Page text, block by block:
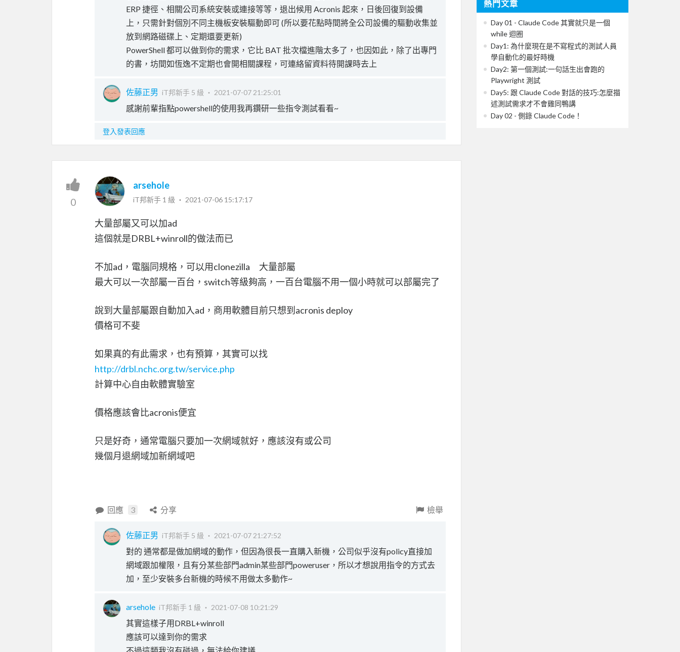
ERP 捷徑、相關公司系統安裝或連接等等，退出候用 Acronis 起來，日後回復到設備
上，只需針對個別不同主機板安裝驅動即可 (所以要花點時間將全公司設備的驅動收集並
放到網路磁碟上、定期還要更新)
PowerShell 都可以做到你的需求，它比 BAT 批次檔進階太多了，也因如此，除了出專門
的書，坊間如恆逸不定期也會開相關課程，可連絡留資料待開課時去上
佐藤正男 iT邦新手 5 級 ‧ 2021-07-07 21:25:01
感謝前輩指點powershell的使用我再鑽研一些指令測試看看~
登入發表回應
0
arsehole
iT邦新手 1 級 ‧ 2021-07-06 15:17:17
大量部屬又可以加ad
這個就是DRBL+winroll的做法而已
不加ad，電腦同規格，可以用clonezilla 大量部屬
最大可以一次部屬一百台，switch等級夠高，一百台電腦不用一個小時就可以部屬完了
說到大量部屬跟自動加入ad，商用軟體目前只想到acronis deploy
價格可不斐
如果真的有此需求，也有預算，其實可以找
http://drbl.nchc.org.tw/service.php
計算中心自由軟體實驗室
價格應該會比acronis便宜
只是好奇，通常電腦只要加一次網域就好，應該沒有或公司
幾個月退網域加新網域吧
回應 3 分享 檢舉
佐藤正男 iT邦新手 5 級 ‧ 2021-07-07 21:27:52
對的 通常都是做加網域的動作，但因為很長一直購入新機，公司似乎沒有policy直接加
網域跟加權限，且有分某些部門admin某些部門poweruser，所以才想說用指令的方式去
加，至少安裝多台新機的時候不用做太多動作~
arsehole iT邦新手 1 級 ‧ 2021-07-08 10:21:29
其實這樣子用DRBL+winroll
應該可以達到你的需求
不過這類我沒有碰過，無法給你建議
熱門文章
Day 01 - Claude Code 其實就只是一個
while 迴圈
Day1: 為什麼現在是不寫程式的測試人員
學自動化的最好時機
Day2: 第一個測試:一句話生出會跑的
Playwright 測試
Day5: 跟 Claude Code 對話的技巧:怎麼描
述測試需求才不會雞同鴨講
Day 02 - 側錄 Claude Code！